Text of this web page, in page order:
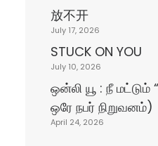
放不开
July 17, 2026
STUCK ON YOU
July 10, 2026
ஒன்லி யூ : நீ மட்டும்
ஒரே நபர் நிறுவனம்)
April 24, 2026